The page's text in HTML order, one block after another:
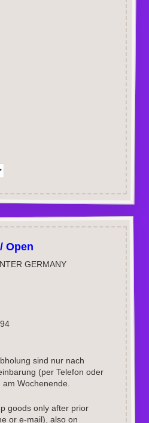
Open
GERMANY
sind nur nach
(per Telefon oder
Wochenende.
goods only after prior
or e-mail), also on